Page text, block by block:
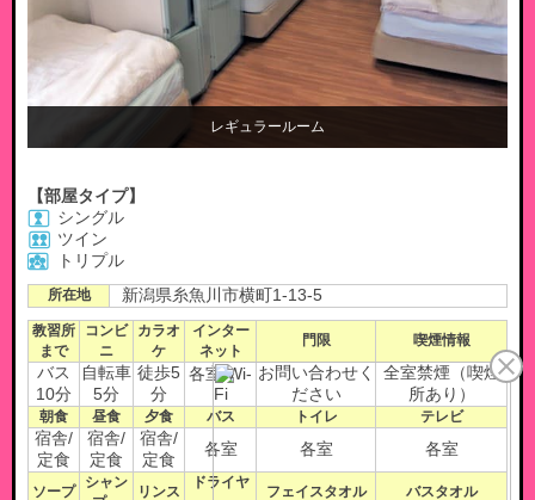
レギュラールーム
【部屋タイプ】
シングル
ツイン
トリプル
所在地 新潟県糸魚川市横町1-13-5
教習所
まで
コンビ
ニ
カラオ
ケ
インター
ネット
門限 喫煙情報
バス
10分
自転車
5分
徒歩5
分
各室/Wi-
Fi
お問い合わせく
ださい
全室禁煙（喫煙
所あり）
朝食 昼食 夕食 バス トイレ テレビ
宿舎/
定食
宿舎/
定食
宿舎/
定食
各室 各室 各室
ソープ
シャン
リンス
ドライヤ
フェイスタオル バスタオル